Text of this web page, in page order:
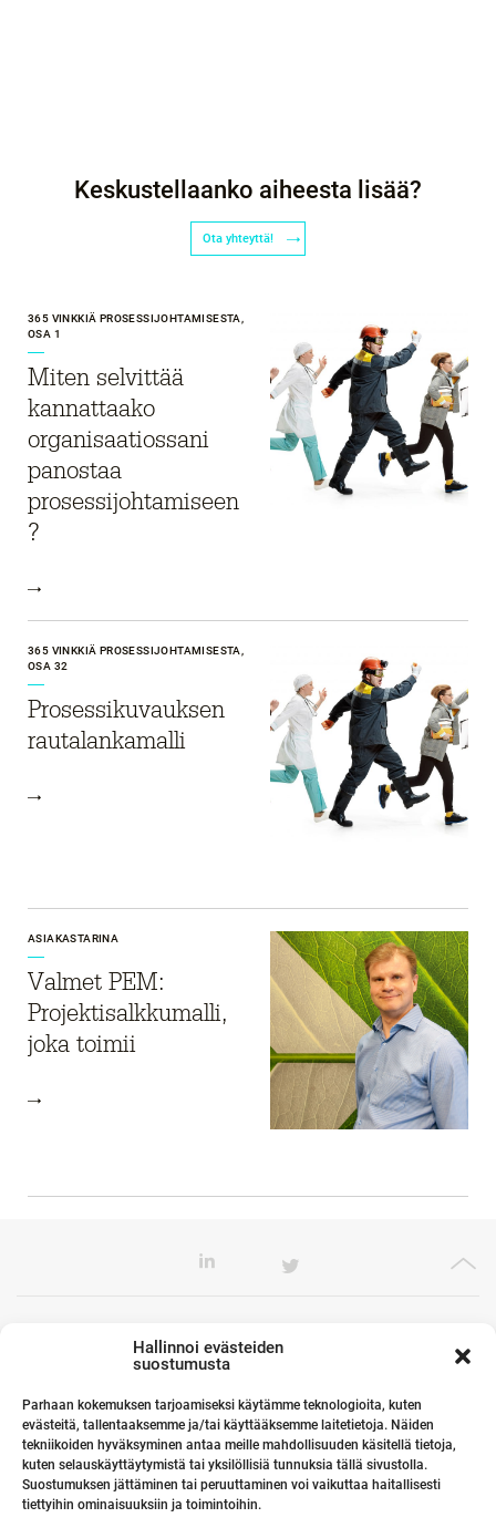
Hallinnoi evästeiden
suostumusta
Parhaan kokemuksen tarjoamiseksi käytämme teknologioita, kuten
evästeitä, tallentaaksemme ja/tai käyttääksemme laitetietoja. Näiden
tekniikoiden hyväksyminen antaa meille mahdollisuuden käsitellä tietoja,
kuten selauskäyttäytymistä tai yksilöllisiä tunnuksia tällä sivustolla.
Suostumuksen jättäminen tai peruuttaminen voi vaikuttaa haitallisesti
tiettyihin ominaisuuksiin ja toimintoihin.
Keskustellaanko aiheesta lisää?
Ota yhteyttä!
365 VINKKIÄ PROSESSIJOHTAMISESTA,
OSA 1
Miten selvittää
kannattaako
organisaatiossani
panostaa
prosessijohtamiseen
?
365 VINKKIÄ PROSESSIJOHTAMISESTA,
OSA 32
Prosessikuvauksen
rautalankamalli
ASIAKASTARINA
Valmet PEM:
Projekti­salkkumalli,
joka toimii
Toimistomme Euroopassa
Kumppanimme maailmalla